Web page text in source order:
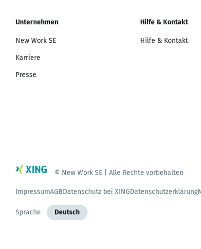
Unternehmen
New Work SE
Karriere
Presse
Hilfe & Kontakt
Hilfe & Kontakt
© New Work SE | Alle Rechte vorbehalten
ImpressumAGBDatenschutz bei XINGDatenschutzerklärung
Sprache Deutsch